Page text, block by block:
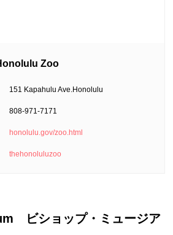
Zoo
151 Kapahulu Ave.Honolulu
808-971-7171
honolulu.gov/zoo.html
thehonoluluzoo
ビショップ・ミュージア